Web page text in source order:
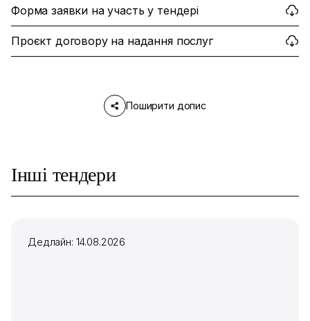
Форма заявки на участь у тендері
Проєкт договору на надання послуг
Поширити допис
Інші тендери
Дедлайн: 14.08.2026